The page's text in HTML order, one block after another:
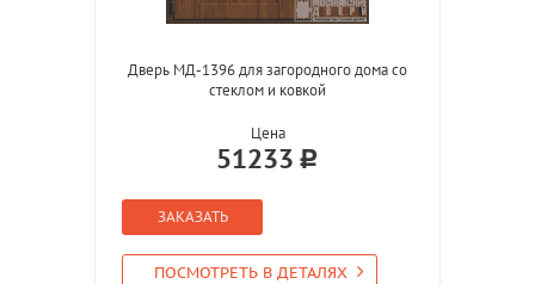
Дверь МД-1396 для загородного дома со
стеклом и ковкой
Цена
51233
ЗАКАЗАТЬ
ПОСМОТРЕТЬ В ДЕТАЛЯХ